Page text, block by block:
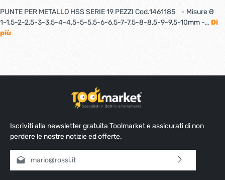
PUNTE PER METALLO HSS SERIE 19 PEZZI Cod.1461185 - Misure Ø
1-1,5-2-2,5-3-3,5-4-4,5-5-5,5-6-6,5-7-7,5-8-8,5-9-9,5-10mm -… Di
più
Iscriviti alla newsletter gratuita Toolmarket e assicurati di non
perdere le nostre notizie ed offerte.
Indirizzo e-mail*